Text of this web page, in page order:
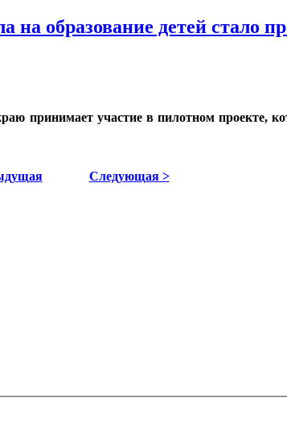
на образование детей стало
принимает участие в пилотном проекте,
Следующая >